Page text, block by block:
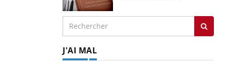
J'AI MAL